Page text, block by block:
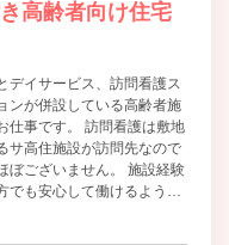
高齢者向け住宅
デイサービス、訪問看護ス
ンが併設している高齢者施
す。 訪問看護は敷地
サ高住施設が訪問先なので
ございません。 施設経験
でも安心して働けるように
サポートをさせていただき
様のご応募お待ちしており